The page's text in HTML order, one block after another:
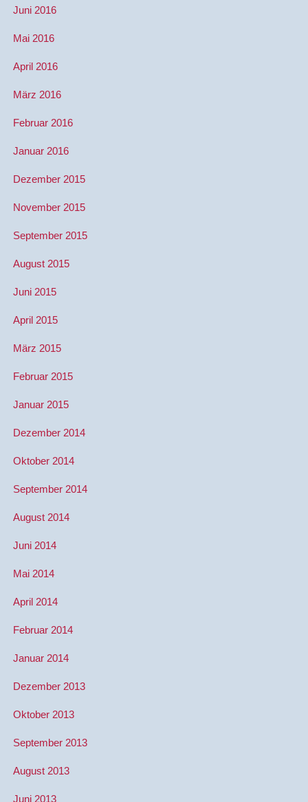
Juni 2016
Mai 2016
April 2016
März 2016
Februar 2016
Januar 2016
Dezember 2015
November 2015
September 2015
August 2015
Juni 2015
April 2015
März 2015
Februar 2015
Januar 2015
Dezember 2014
Oktober 2014
September 2014
August 2014
Juni 2014
Mai 2014
April 2014
Februar 2014
Januar 2014
Dezember 2013
Oktober 2013
September 2013
August 2013
Juni 2013